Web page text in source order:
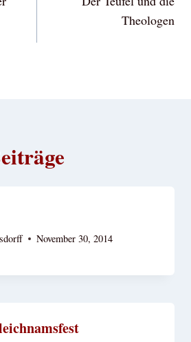
Theologen
November 30, 2014